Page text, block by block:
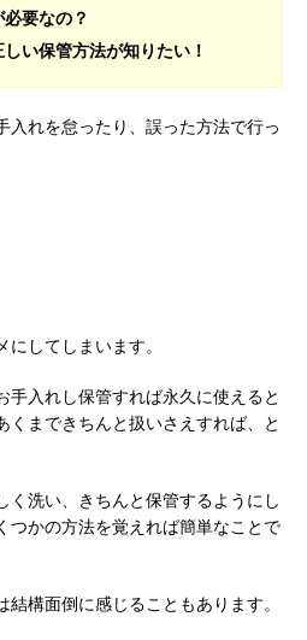
要なの？
い保管方法が知りたい！
入れを怠ったり、誤った方法で行っ
してしまいます。
手入れし保管すれば永久に使えると
くまできちんと扱いさえすれば、と
く洗い、きちんと保管するようにし
つかの方法を覚えれば簡単なことで
構面倒に感じることもあります。